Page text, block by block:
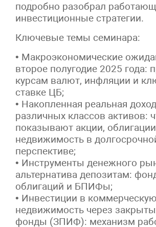
подробно разобрал
инвестиционные стратегии.
Ключевые темы семинара:
• Макроэкономические
второе полугодие 2025 года:
курсам валют, инфляции и
ставке ЦБ;
• Накопленная реальная
различных классов активов:
показывают акции,
недвижимость в
перспективе;
• Инструменты денежного
альтернатива депозитам:
облигаций и БПИФы;
• Инвестиции в коммерческую
недвижимость через
фонды (ЗПИФ): механизм